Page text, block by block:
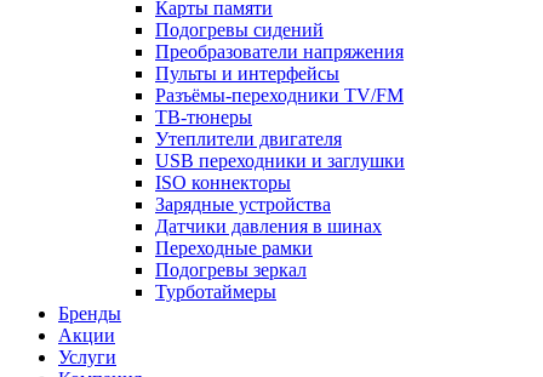
Карты памяти
Подогревы сидений
Преобразователи напряжения
Пульты и интерфейсы
Разъёмы-переходники TV/FM
ТВ-тюнеры
Утеплители двигателя
USB переходники и заглушки
ISO коннекторы
Зарядные устройства
Датчики давления в шинах
Переходные рамки
Подогревы зеркал
Турботаймеры
Бренды
Акции
Услуги